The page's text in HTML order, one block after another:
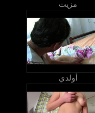
مزيت
أولدي